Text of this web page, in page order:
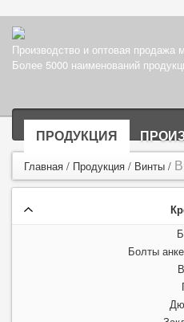
Производство и оптовая продажа
Более 5000 наименований
ПРОДУКЦИЯ
Главная / Продукция / Винты /
Болты